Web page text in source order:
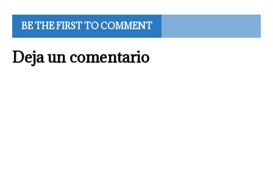
BE THE FIRST TO COMMENT
Deja un comentario